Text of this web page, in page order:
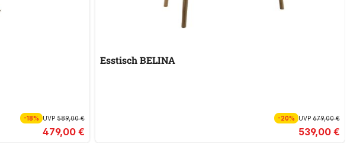
-18% UVP589,00 €
479,00 €
Esstisch BELINA
-20% UVP 679,00 €
539,00 €